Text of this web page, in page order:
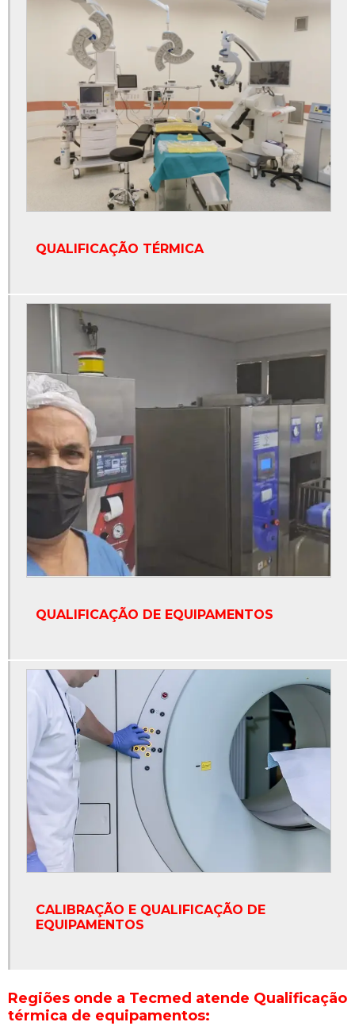
QUALIFICAÇÃO TÉRMICA
QUALIFICAÇÃO DE EQUIPAMENTOS
CALIBRAÇÃO E QUALIFICAÇÃO DE
EQUIPAMENTOS
Regiões onde a Tecmed atende Qualificação
térmica de equipamentos: